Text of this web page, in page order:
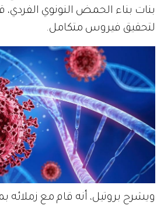
بنات بناء الحمض النونوي
لتحقيق فيروس متكامل.
ويشرح بروتيل، أنه قام مع زملائه